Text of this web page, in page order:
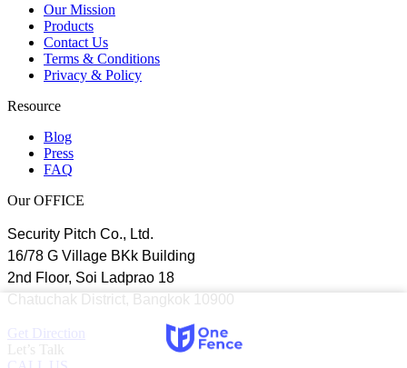
Our Mission
Products
Contact Us
Terms & Conditions
Privacy & Policy
Resource
Blog
Press
FAQ
Our OFFICE
Security Pitch Co., Ltd.
16/78 G Village BKk Building
2nd Floor, Soi Ladprao 18
Chatuchak District, Bangkok 10900
Get Direction
Let’s Talk